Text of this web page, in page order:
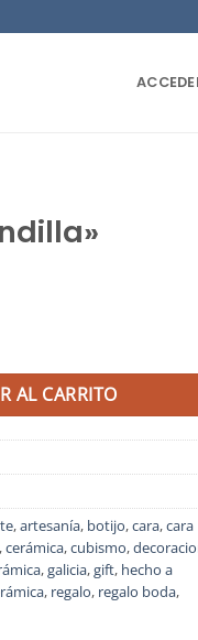
AL CARRITO
,artesanía, botijo,cara,cara
,cerámica,cubismo,
,galicia,gift, hecho a
, regalo, regalo boda,